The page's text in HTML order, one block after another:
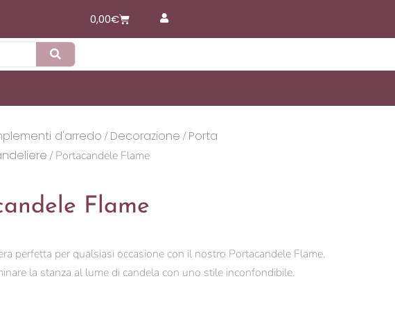
0,00€Carrello
d'arredo /Decorazione /Porta
/ Portacandele Flame
Flame
perfetta per qualsiasi occasione con il nostro Portacandele Flame.
la stanza al lume di candela con uno stile inconfondibile.